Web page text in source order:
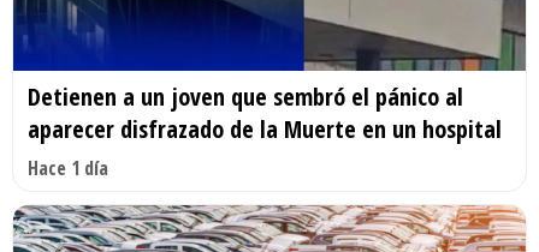
Detienen a un joven que sembró el pánico al
aparecer disfrazado de la Muerte en un hospital
Hace 1 día